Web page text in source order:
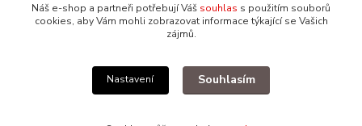
Upravit sběr cookies.
Náš e-shop a partneři potřebují Váš souhlas s použitím souborů
cookies, aby Vám mohli zobrazovat informace týkající se Vašich
zájmů.
Nastavení Souhlasím